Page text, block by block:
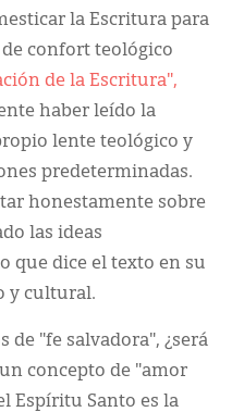
la Escritura para
confort teológico
de la Escritura",
haber leído la
lente teológico y
predeterminadas.
honestamente sobre
las ideas
que dice el texto en su
y cultural.
de "fe salvadora", ¿será
concepto de "amor
Espíritu Santo es la